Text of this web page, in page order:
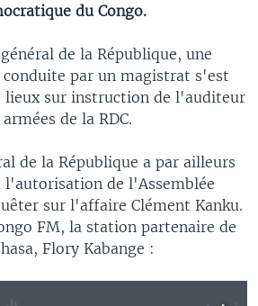
du Congo.
de la République, une
par un magistrat s'est
lieux sur instruction de l'auditeur
de la RDC.
de la République a par ailleurs
l'autorisation de l'Assemblée
sur l'affaire Clément Kanku.
FM, la station partenaire de
Flory Kabange :